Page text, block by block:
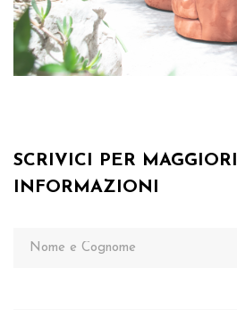
SCRIVICI PER MAGGIORI
INFORMAZIONI